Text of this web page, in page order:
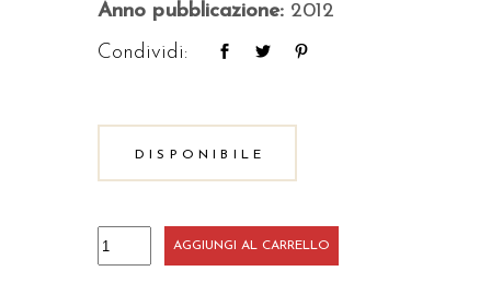
Anno pubblicazione: 2012
Condividi:
DISPONIBILE
La
mia
AGGIUNGI AL CARRELLO